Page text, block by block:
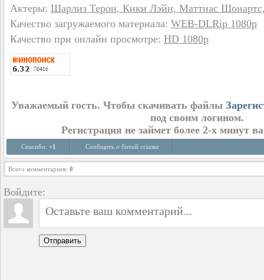
Актеры: Шарлиз Терон, Кики Лэйн, Маттиас
Качество загружаемого материала: WEB-DLRip 1080p
Качество при онлайн просмотре: HD 1080p
Уважаемый гость. Чтобы скачивать файлы
под своим логином.
Регистрация не займет более 2-х минут
Спасибо: +1 Сообщить о битой ссылке
Всего комментариев: 0
Войдите:
Отправить